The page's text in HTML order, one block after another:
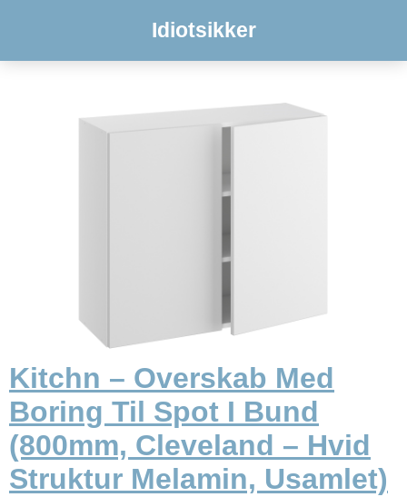
Idiotsikker
Kitchn – Overskab Med
Boring Til Spot I Bund
(800mm, Cleveland – Hvid
Struktur Melamin, Usamlet)